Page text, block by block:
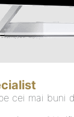
cei mai buni